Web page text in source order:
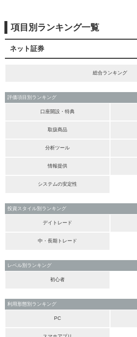
項目別ランキング一覧
ネット証券
総合ランキング
評価項目別ランキング
口座開設・特典
取扱商品
分析ツール
情報提供
システムの安定性
投資スタイル別ランキング
デイトレード
中・長期トレード
レベル別ランキング
初心者
利用形態別ランキング
PC